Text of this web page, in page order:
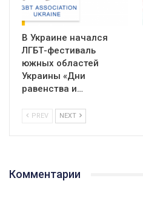
В Украине начался
ЛГБТ-фестиваль
южных областей
Украины «Дни
равенства и…
PREV NEXT
Комментарии